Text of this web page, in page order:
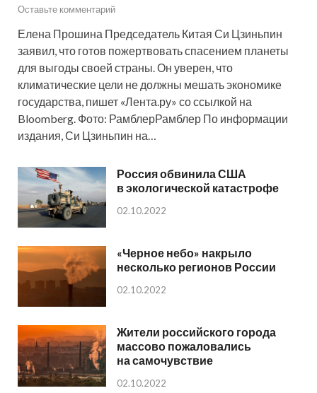
Оставьте комментарий
Елена Прошина Председатель Китая Си Цзиньпин
заявил, что готов пожертвовать спасением планеты
для выгоды своей страны. Он уверен, что
климатические цели не должны мешать экономике
государства, пишет «Лента.ру» со ссылкой на
Bloomberg. Фото: РамблерРамблер По информации
издания, Си Цзиньпин на…
Россия обвинила США
в экологической катастрофе
02.10.2022
«Черное небо» накрыло
несколько регионов России
02.10.2022
Жители российского города
массово пожаловались
на самочувствие
02.10.2022